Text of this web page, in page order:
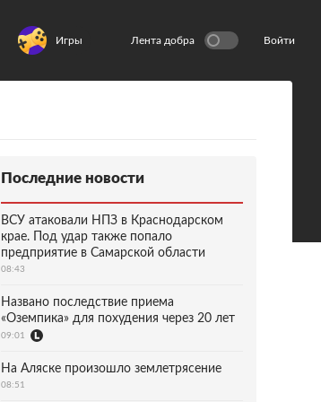
Игры Лента добра Войти
Последние новости
ВСУ атаковали НПЗ в Краснодарском
крае. Под удар также попало
предприятие в Самарской области
08:43
Названо последствие приема
«Оземпика» для похудения через 20 лет
09:01
На Аляске произошло землетрясение
08:51